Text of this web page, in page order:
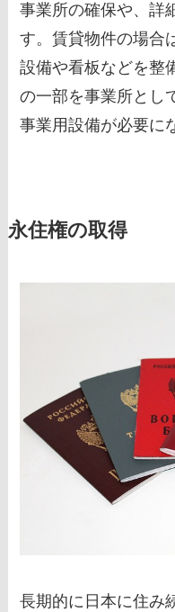
事業所の確保や、詳
す。賃貸物件の場合
設備や看板などを整
の一部を事業所とし
事業用設備が必要に
永住権の取得
長期的に日本に住み